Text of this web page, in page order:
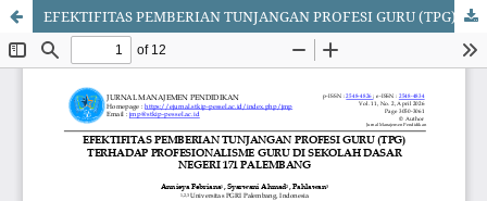
EFEKTIFITAS PEMBERIAN TUNJANGAN PROFESI GURU (TPG) TERHADAP PROFESIONALISME GURU DI SEKOLAH DASAR NEGERI 171 PALEMBANG